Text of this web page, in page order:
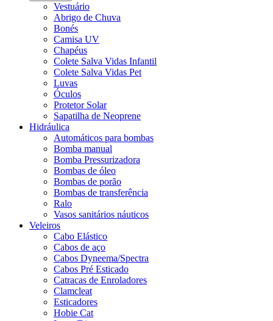
Vestuário
Abrigo de Chuva
Bonés
Camisa UV
Chapéus
Colete Salva Vidas Infantil
Colete Salva Vidas Pet
Luvas
Óculos
Protetor Solar
Sapatilha de Neoprene
Hidráulica
Automáticos para bombas
Bomba manual
Bomba Pressurizadora
Bombas de óleo
Bombas de porão
Bombas de transferência
Ralo
Vasos sanitários náuticos
Veleiros
Cabo Elástico
Cabos de aço
Cabos Dyneema/Spectra
Cabos Pré Esticado
Catracas de Enroladores
Clamcleat
Esticadores
Hobie Cat